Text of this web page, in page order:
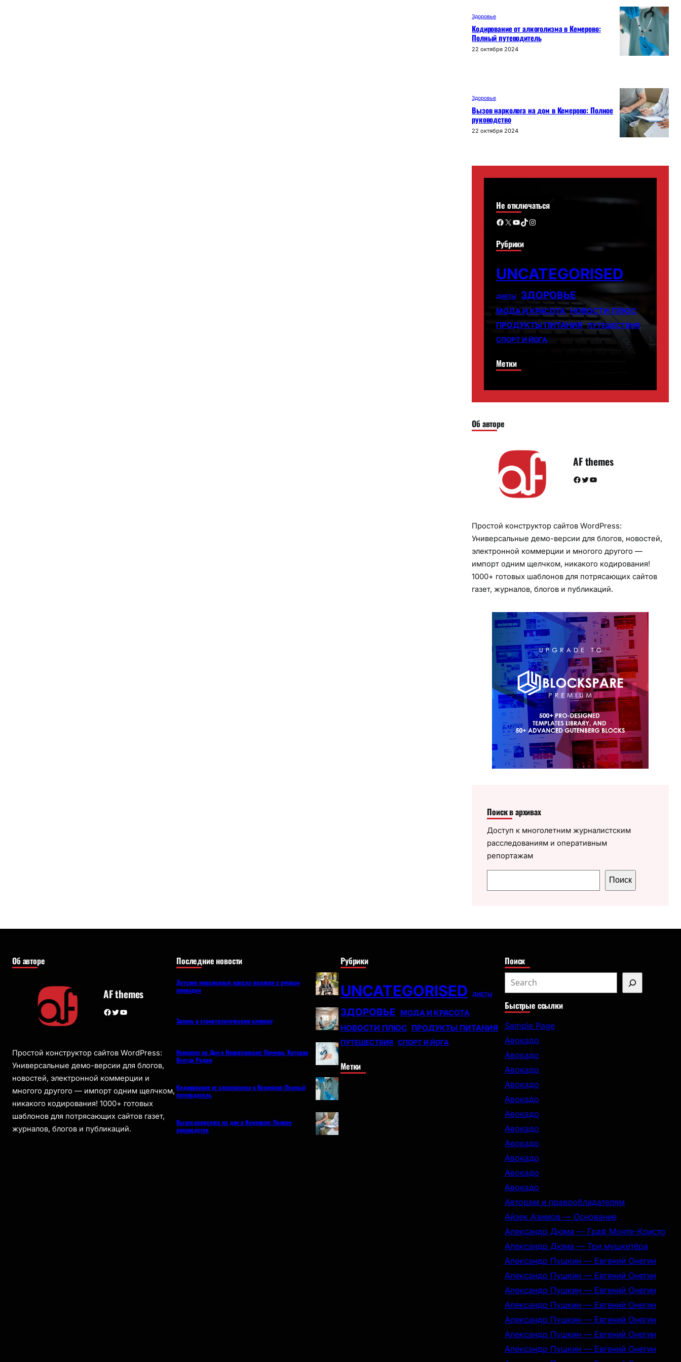
Здоровье
Кодирование от алкоголизма в Кемерово:
Полный путеводитель
22 октября 2024
Здоровье
Вызов нарколога на дом в Кемерово: Полное
руководство
22 октября 2024
Не отключаться
Facebook X YouTube TikTok Instagram
Рубрики
UNCATEGORISED
ДИЕТЫ ЗДОРОВЬЕ
МОДА И КРАСОТА НОВОСТИ ПЛЮС
ПРОДУКТЫ ПИТАНИЯ ПУТЕШЕСТВИЯ
СПОРТ И ЙОГА
Метки
Об авторе
AF themes
Facebook Twitter YouTube
Простой конструктор сайтов WordPress:
Универсальные демо-версии для блогов, новостей,
электронной коммерции и многого другого —
импорт одним щелчком, никакого кодирования!
1000+ готовых шаблонов для потрясающих сайтов
газет, журналов, блогов и публикаций.
Поиск в архивах
Доступ к многолетним журналистским
расследованиям и оперативным
репортажам
о
Поиск
Об авторе
AF themes
Facebook Twitter YouTube
Простой конструктор сайтов WordPress:
Универсальные демо-версии для блогов,
новостей, электронной коммерции и
многого другого — импорт одним щелчком,
никакого кодирования! 1000+ готовых
шаблонов для потрясающих сайтов газет,
журналов, блогов и публикаций.
Последние новости
Детские инвалидные кресла-коляски с ручным
приводом
Запись в стоматологическую клинику
Нарколог на Дом в Новокузнецке: Помощь, Которая
Всегда Рядом
Кодирование от алкоголизма в Кемерово: Полный
путеводитель
Вызов нарколога на дом в Кемерово: Полное
руководство
Рубрики
UNCATEGORISED ДИЕТЫ
ЗДОРОВЬЕ МОДА И КРАСОТА
НОВОСТИ ПЛЮС ПРОДУКТЫ ПИТАНИЯ
ПУТЕШЕСТВИЯ СПОРТ И ЙОГА
Метки
Поиск
e
a
r
c
h
Быстрые ссылки
Sample Page
Авокадо
Авокадо
Авокадо
Авокадо
Авокадо
Авокадо
Авокадо
Авокадо
Авокадо
Авокадо
Авокадо
Авторам и правообладателям
Айзек Азимов — Основание
Александр Дюма — Граф Монте-Кристо
Александр Дюма — Три мушкетёра
Александр Пушкин — Евгений Онегин
Александр Пушкин — Евгений Онегин
Александр Пушкин — Евгений Онегин
Александр Пушкин — Евгений Онегин
Александр Пушкин — Евгений Онегин
Александр Пушкин — Евгений Онегин
Александр Пушкин — Евгений Онегин